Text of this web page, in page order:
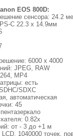
EOS 800D:
сенсора: 24.2
C 22.3 x 14.9мм
6000 x 4000
JPEG, RAW
MP4
есть
SDXC
автоматическая
45
0.82x
от - 3 до +1 м
1040000 точек,